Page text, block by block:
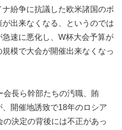
紛争に抗議した欧米諸国のボ
出来なくなる、というのでは
速に悪化し、W杯大会予算が
模で大会が開催出来なくなっ
会長ら幹部たちの汚職、賄
開催地誘致で18年のロシア
決定の背後には不正があっ